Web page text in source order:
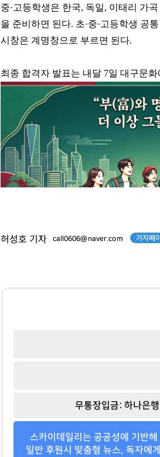
중·고등학생은 한국, 독일, 이태리 가
을 준비하면 된다. 초·중·고등학생 공
시창은 계명창으로 부르면 된다.
최종 합격자 발표는 내달 7일 대구문
주택
팬클럽 참여
동원그룹
트라움하우스3차
팬클럽 참여
허성호 기자 call0606@naver.com 기자페
무통장입금: 하나은
스카이데일리는 공공성에 기반
일반 후원시 맞춤형 뉴스, 독자에